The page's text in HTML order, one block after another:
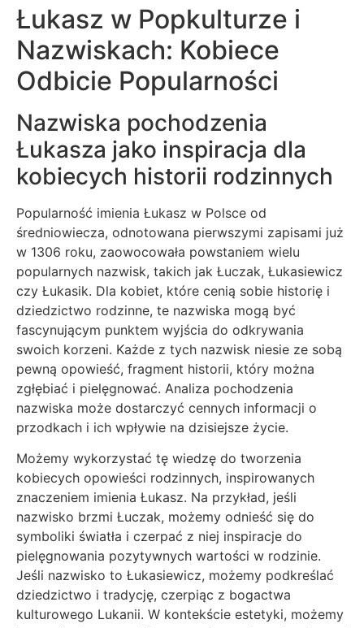
Łukasz w Popkulturze i
Nazwiskach: Kobiece
Odbicie Popularności
Nazwiska pochodzenia
Łukasza jako inspiracja dla
kobiecych historii rodzinnych
Popularność imienia Łukasz w Polsce od
średniowiecza, odnotowana pierwszymi zapisami już
w 1306 roku, zaowocowała powstaniem wielu
popularnych nazwisk, takich jak Łuczak, Łukasiewicz
czy Łukasik. Dla kobiet, które cenią sobie historię i
dziedzictwo rodzinne, te nazwiska mogą być
fascynującym punktem wyjścia do odkrywania
swoich korzeni. Każde z tych nazwisk niesie ze sobą
pewną opowieść, fragment historii, który można
zgłębiać i pielęgnować. Analiza pochodzenia
nazwiska może dostarczyć cennych informacji o
przodkach i ich wpływie na dzisiejsze życie.
Możemy wykorzystać tę wiedzę do tworzenia
kobiecych opowieści rodzinnych, inspirowanych
znaczeniem imienia Łukasz. Na przykład, jeśli
nazwisko brzmi Łuczak, możemy odnieść się do
symboliki światła i czerpać z niej inspiracje do
pielęgnowania pozytywnych wartości w rodzinie.
Jeśli nazwisko to Łukasiewicz, możemy podkreślać
dziedzictwo i tradycję, czerpiąc z bogactwa
kulturowego Lukanii. W kontekście estetyki, możemy